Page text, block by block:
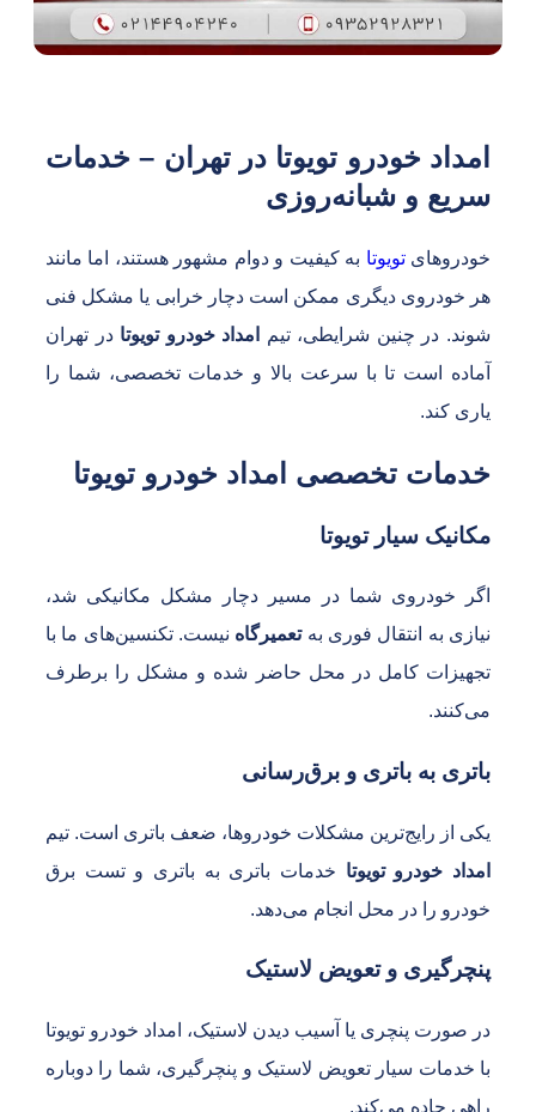
خودرو تویوتا در تهران – خدمات
و شبانه‌روزی
تویوتابه کیفیت و دوام مشهور هستند، اما مانند
خودروی دیگری ممکن است دچار خرابی یا مشکل فنی
در چنین شرایطی، تیم امداد خودرو تویوتادر تهران
است تا با سرعت بالا و خدمات تخصصی، شما را
کند.
تخصصی امداد خودرو تویوتا
سیار تویوتا
خودروی شما در مسیر دچار مشکل مکانیکی شد،
به انتقال فوری بهتعمیرگاهنیست. تکنسین‌های ما با
کامل در محل حاضر شده و مشکل را برطرف
به باتری و برق‌رسانی
از رایج‌ترین مشکلات خودروها، ضعف باتری است. تیم
خودرو تویوتاخدمات باتری به باتری و تست برق
را در محل انجام می‌دهد.
و تعویض لاستیک
صورت پنچری یا آسیب دیدن لاستیک، امداد خودرو تویوتا
خدمات سیار تعویض لاستیک و پنچرگیری، شما را دوباره
جاده می‌کند.